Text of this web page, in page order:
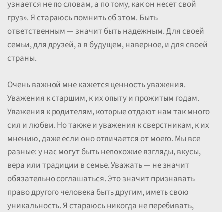
узнается не по словам, а по тому, как он несет свой
груз». Я стараюсь помнить об этом. Быть
ответственным — значит быть надежным. Для своей
семьи, для друзей, а в будущем, наверное, и для своей
страны.
Очень важной мне кажется ценность уважения.
Уважения к старшим, к их опыту и прожитым годам.
Уважения к родителям, которые отдают нам так много
сил и любви. Но также и уважения к сверстникам, к их
мнению, даже если оно отличается от моего. Мы все
разные: у нас могут быть непохожие взгляды, вкусы,
вера или традиции в семье. Уважать — не значит
обязательно соглашаться. Это значит признавать
право другого человека быть другим, иметь свою
уникальность. Я стараюсь никогда не перебивать,